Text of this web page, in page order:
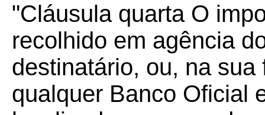
"Cláusula quarta O
recolhido em agência
destinatário, ou, na
qualquer Banco Oficial